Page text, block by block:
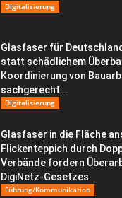
Digitalisierung
Glasfaser für
statt schädlichem
Koordinierung von
sachgerecht...
Digitalisierung
Glasfaser in die Fläche
Flickenteppich durch
Verbände fordern
DigiNetz-Gesetzes
Führung/Kommunikation